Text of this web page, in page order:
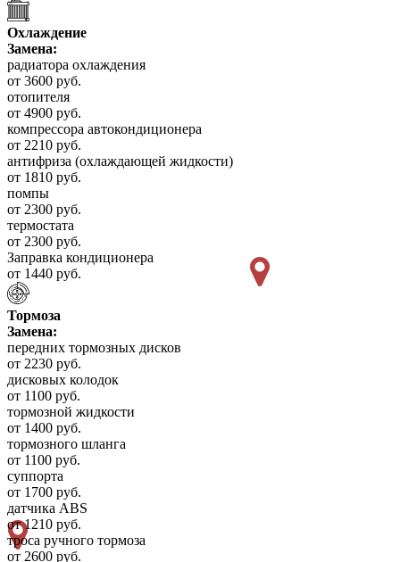
Охлаждение
Замена:
радиатора охлаждения
от 3600 руб.
отопителя
от 4900 руб.
компрессора автокондиционера
от 2210 руб.
антифриза (охлаждающей жидкости)
от 1810 руб.
помпы
от 2300 руб.
термостата
от 2300 руб.
Заправка кондиционера
от 1440 руб.
Тормоза
Замена:
передних тормозных дисков
от 2230 руб.
дисковых колодок
от 1100 руб.
тормозной жидкости
от 1400 руб.
тормозного шланга
от 1100 руб.
суппорта
от 1700 руб.
датчика ABS
от 1210 руб.
троса ручного тормоза
от 2600 руб.